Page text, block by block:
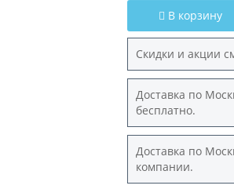
В корзину
Скидки и акции
Доставка по
бесплатно.
Доставка по
компании.